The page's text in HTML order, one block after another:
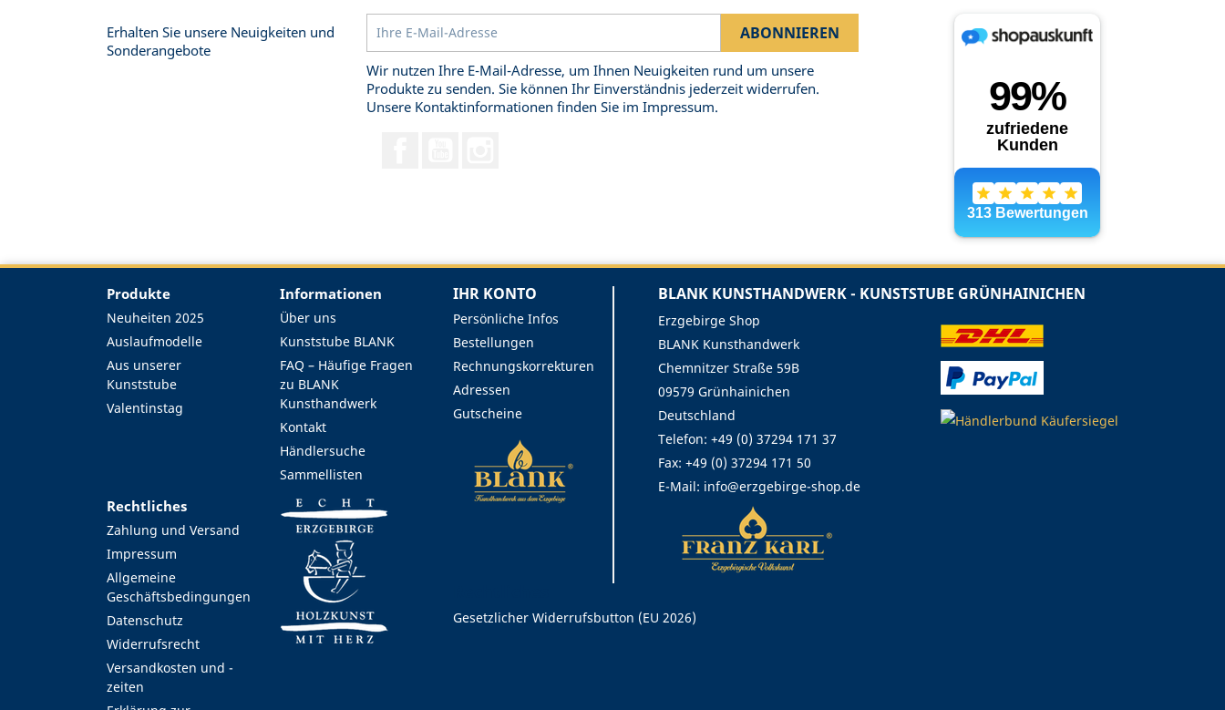
Erhalten Sie unsere Neuigkeiten und
Sonderangebote
Wir nutzen Ihre E-Mail-Adresse, um Ihnen Neuigkeiten rund um unsere
Produkte zu senden. Sie können Ihr Einverständnis jederzeit widerrufen.
Unsere Kontaktinformationen finden Sie im Impressum.
Produkte
Neuheiten 2025
Auslaufmodelle
Aus unserer
Kunststube
Valentinstag
Informationen
Über uns
Kunststube BLANK
FAQ – Häufige Fragen
zu BLANK
Kunsthandwerk
Kontakt
Händlersuche
Sammellisten
Rechtliches
Zahlung und Versand
Impressum
Allgemeine
Geschäftsbedingungen
Datenschutz
Widerrufsrecht
Versandkosten und -
zeiten
IHR KONTO
Persönliche Infos
Bestellungen
Rechnungskorrekturen
Adressen
Gutscheine
BLANK KUNSTHANDWERK - KUNSTSTUBE GRÜNHAINICHEN
Erzgebirge Shop
BLANK Kunsthandwerk
Chemnitzer Straße 59B
09579 Grünhainichen
Deutschland
Telefon: +49 (0) 37294 171 37
Fax: +49 (0) 37294 171 50
E-Mail: info@erzgebirge-shop.de
Gesetzlicher Widerrufsbutton (EU 2026)